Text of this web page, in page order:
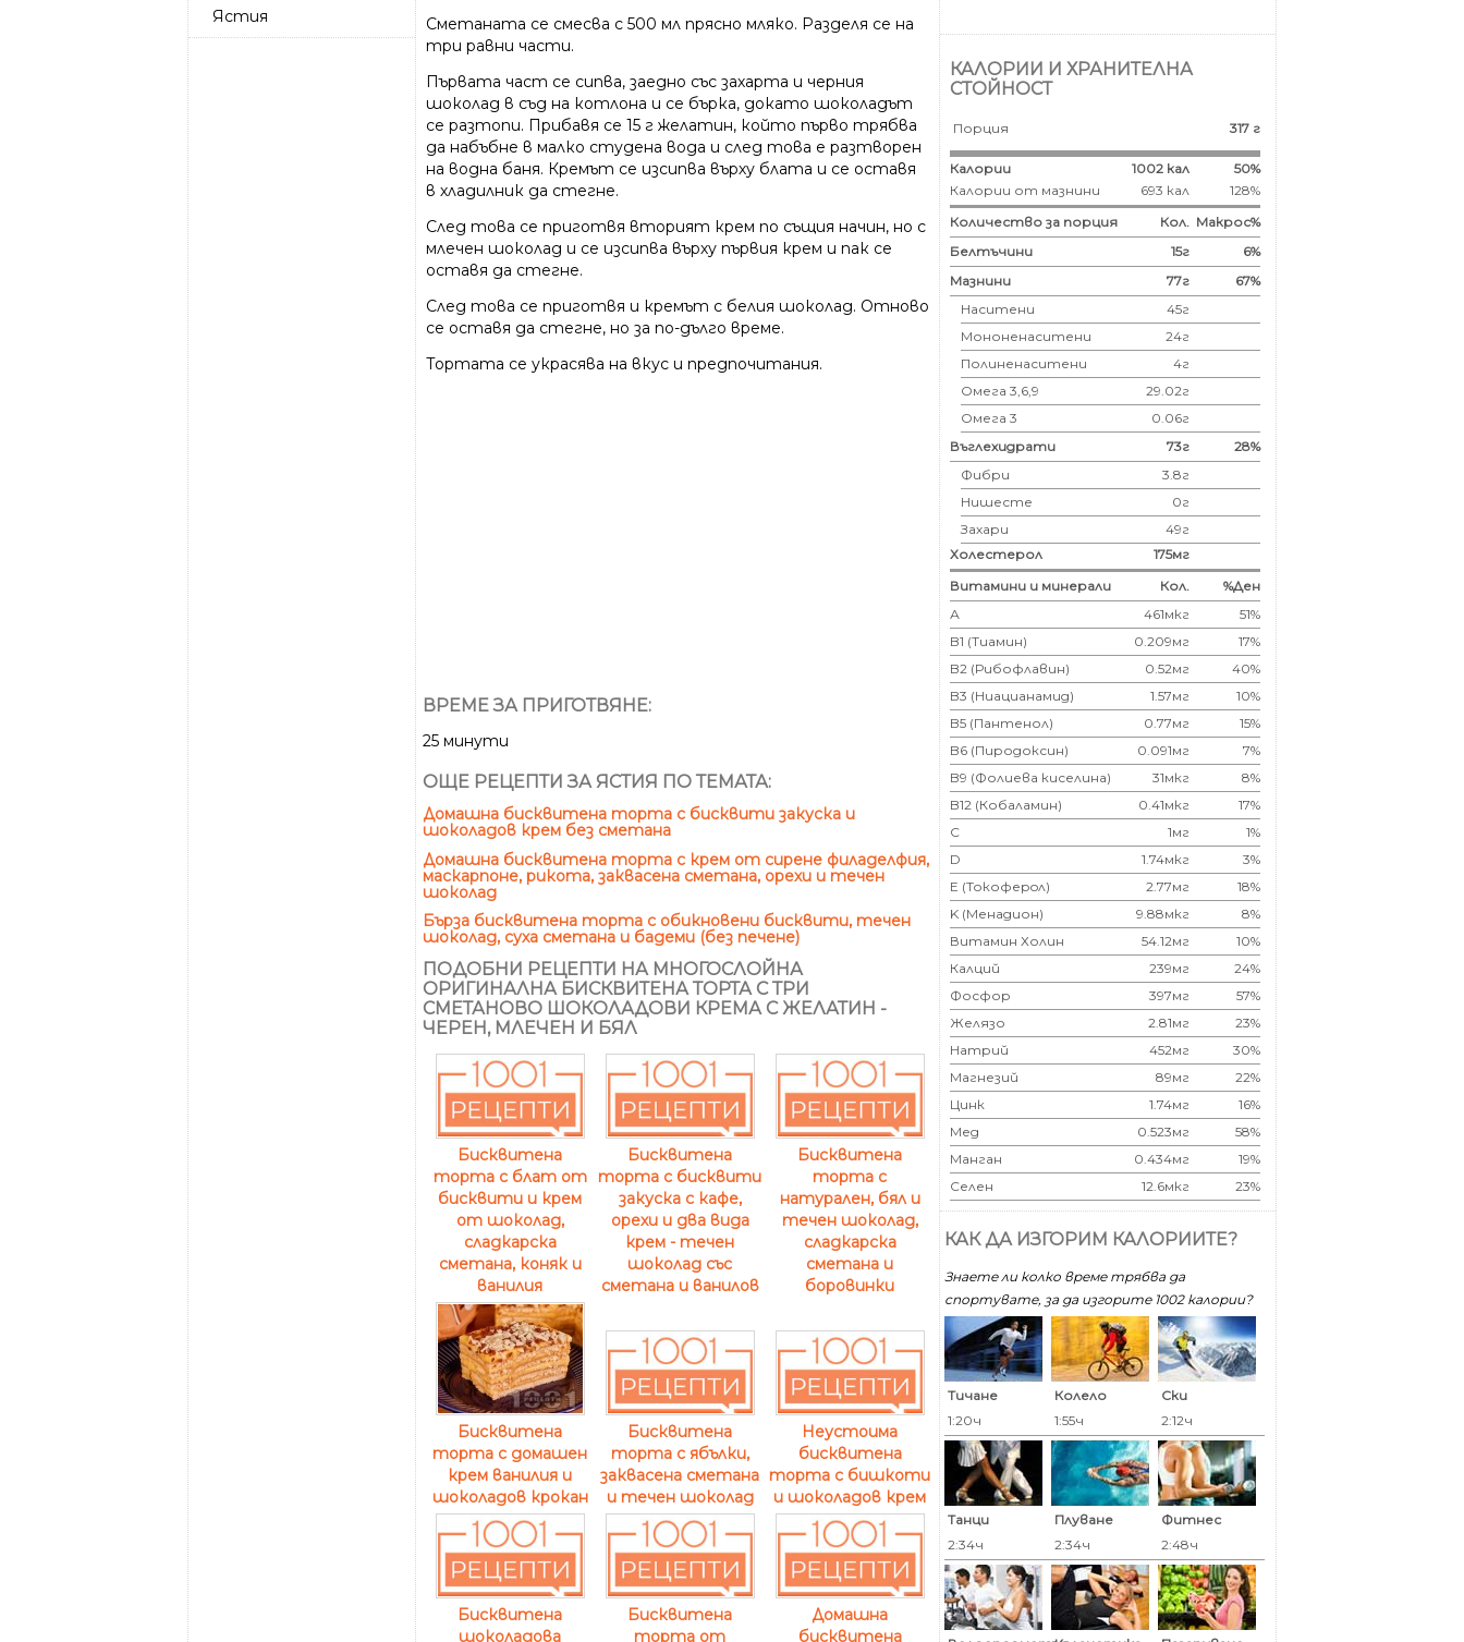
Ястия
Сметаната се смесва с 500 мл прясно мляко. Разделя се на
три равни части.
Първата част се сипва, заедно със захарта и черния
шоколад в съд на котлона и се бърка, докато шоколадът
се разтопи. Прибавя се 15 г желатин, който първо трябва
да набъбне в малко студена вода и след това е разтворен
на водна баня. Кремът се изсипва върху блата и се оставя
в хладилник да стегне.
След това се приготвя вторият крем по същия начин, но с
млечен шоколад и се изсипва върху първия крем и пак се
оставя да стегне.
След това се приготвя и кремът с белия шоколад. Отново
се оставя да стегне, но за по-дълго време.
Тортата се украсява на вкус и предпочитания.
ВРЕМЕ ЗА ПРИГОТВЯНЕ:
25 минути
ОЩЕ РЕЦЕПТИ ЗА ЯСТИЯ ПО ТЕМАТА:
Домашна бисквитена торта с бисквити закуска и
шоколадов крем без сметана
Домашна бисквитена торта с крем от сирене филаделфия,
маскарпоне, рикота, заквасена сметана, орехи и течен
шоколад
Бърза бисквитена торта с обикновени бисквити, течен
шоколад, суха сметана и бадеми (без печене)
ПОДОБНИ РЕЦЕПТИ НА МНОГОСЛОЙНА
ОРИГИНАЛНА БИСКВИТЕНА ТОРТА С ТРИ
СМЕТАНОВО ШОКОЛАДОВИ КРЕМА С ЖЕЛАТИН -
ЧЕРЕН, МЛЕЧЕН И БЯЛ
Бисквитена
торта с блат от
бисквити и крем
от шоколад,
сладкарска
сметана, коняк и
ванилия
Бисквитена
торта с бисквити
закуска с кафе,
орехи и два вида
крем - течен
шоколад със
сметана и ванилов
Бисквитена
торта с
натурален, бял и
течен шоколад,
сладкарска
сметана и
боровинки
Бисквитена
торта с домашен
крем ванилия и
шоколадов крокан
Бисквитена
торта с ябълки,
заквасена сметана
и течен шоколад
Неустоима
бисквитена
торта с бишкоти
и шоколадов крем
Бисквитена
шоколадова
Бисквитена
торта от
Домашна
бисквитена
КАЛОРИИ И ХРАНИТЕЛНА
СТОЙНОСТ
Порция 317 г
Калории 1002 кал
50%
Калории от мазнини
693 кал
128%
Количество за порция
Кол. Макрос%
Белтъчини
15г
6%
Мазнини
77г
67%
Наситени
45г
Мононенаситени
24г
Полиненаситени
4г
Омега 3,6,9
29.02г
Омега 3
0.06г
Въглехидрати
73г
28%
Фибри
3.8г
Нишесте
0г
Захари
49г
Холестерол
175мг
Витамини и минерали
Кол.
%Ден
А
461мкг
51%
B1 (Тиамин)
0.209мг
17%
B2 (Рибофлавин)
0.52мг
40%
B3 (Ниацианамид)
1.57мг
10%
B5 (Пантенол)
0.77мг
15%
B6 (Пиродоксин)
0.091мг
7%
B9 (Фолиева киселина)
31мкг
8%
B12 (Кобаламин)
0.41мкг
17%
C
1мг
1%
D
1.74мкг
3%
E (Токоферoл)
2.77мг
18%
K (Менадион)
9.88мкг
8%
Витамин Холин
54.12мг
10%
Калций
239мг
24%
Фосфор
397мг
57%
Желязо
2.81мг
23%
Натрий
452мг
30%
Магнезий
89мг
22%
Цинк
1.74мг
16%
Мед
0.523мг
58%
Манган
0.434мг
19%
Селен
12.6мкг 23%
КАК ДА ИЗГОРИМ КАЛОРИИТЕ?
Знаете ли колко време трябва да
спортувате, за да изгорите 1002 калoрии?
Тичане
1:20ч
Колело
1:55ч
Ски
2:12ч
Танци
2:34ч
Плуване
2:34ч
Фитнес
2:48ч